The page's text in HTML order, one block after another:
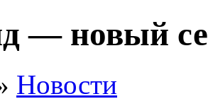
— новый
Новости